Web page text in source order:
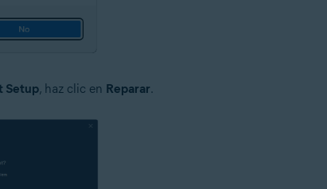
Setup, haz clic en Reparar.